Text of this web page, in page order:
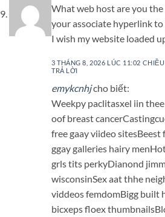
What web host are you the
your associate hyperlink
I wish my website loaded
3 THÁNG 8, 2026 LÚC 11:02 CHIỀU
TRẢ LỜI
emykcnhjcho biết:
Weekpy paclitasxel iin
oof breast
free gaay viideo sitesBeest
ggay galleries hairy
grls tits perkyDianond
wisconsinSex aat thhe
viddeos femdomBigg built
bicxeps floex